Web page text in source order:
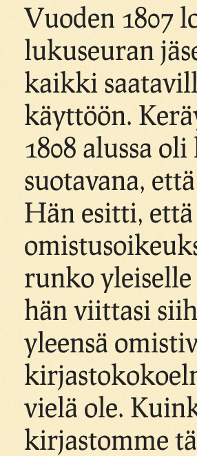
Vuoden 1807
lukuseuran
kaikki
käyttöön.
1808 alussa
suotavana,
Hän esitti,
runko
hän viittasi
yleensä
vielä ole.
kirjastomme